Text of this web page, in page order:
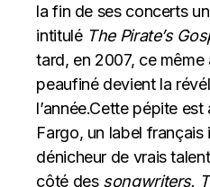
la fin de ses concerts
intitulé The Pirate’s
tard, en 2007, ce
peaufiné devient la
l’année.Cette pépite
Fargo, un label
dénicheur de vrais
côté des songwriters.